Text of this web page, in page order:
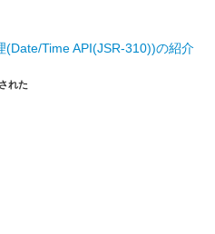
(Date/Time API(JSR-310))の紹介
れた